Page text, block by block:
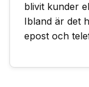
blivit kunder
Ibland är det
epost och